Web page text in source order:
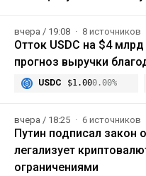
вчера / 19:08 8 источников
Отток USDC на $4
прогноз выручки
USDC $1.000.00%
вчера / 18:25 6 источников
Путин подписал закон
легализует
ограничениями